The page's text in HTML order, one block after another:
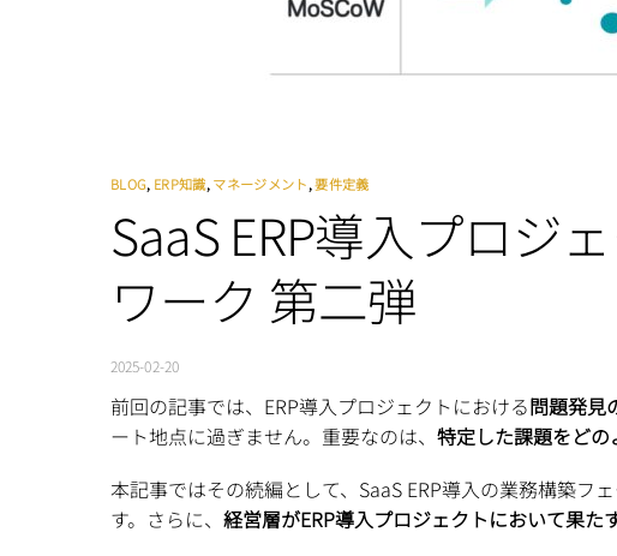
BLOG, ERP知識,マネージメント,要件定義
SaaS ERP導入プロ
ワーク 第二弾
2025-02-20
前回の記事では、ERP導入プロジェクトにおける問題発見
ート地点に過ぎません。重要なのは、 特定した課題をど
本記事ではその続編として、SaaS ERP導入の業務構築
す。さらに、 経営層がERP導入プロジェクトにおいて果た